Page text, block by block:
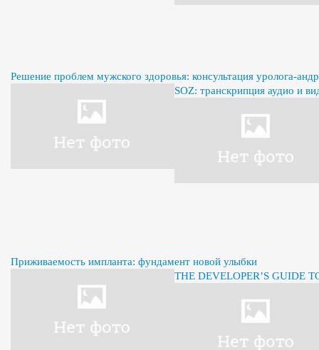
Решение проблем мужского здоровья: консультация уролога-
SOZ: транскрипция аудио и
Приживаемость импланта: фундамент новой улыбки
THE DEVELOPER’S GUIDE